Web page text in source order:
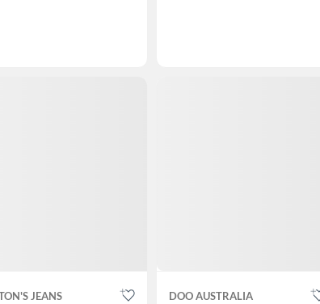
JEANS DOO AUSTRALIA